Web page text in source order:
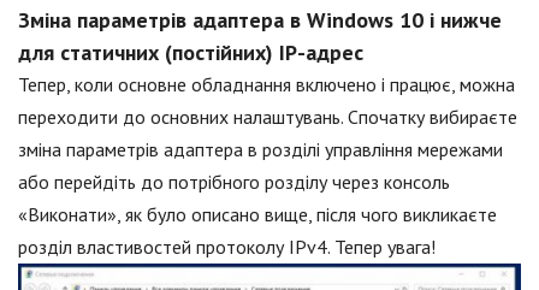
Зміна параметрів адаптера в Windows 10 і нижче
для статичних (постійних) IP-адрес
Тепер, коли основне обладнання включено і працює, можна
переходити до основних налаштувань. Спочатку вибираєте
зміна параметрів адаптера в розділі управління мережами
або перейдіть до потрібного розділу через консоль
«Виконати», як було описано вище, після чого викликаєте
розділ властивостей протоколу IPv4. Тепер увага!